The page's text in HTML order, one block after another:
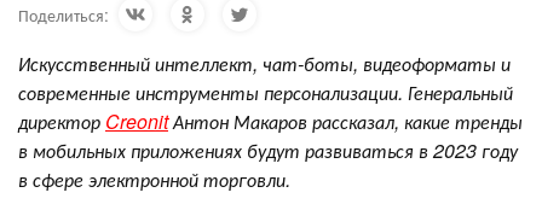
Поделиться:
Искусственный интеллект, чат-боты, видеоформаты и
современные инструменты персонализации. Генеральный
директор CreonitАнтон Макаров рассказал, какие тренды
в мобильных приложениях будут развиваться в 2023 году
в сфере электронной торговли.